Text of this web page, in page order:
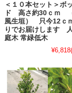
＜１０本セット＞ボ
ド 高さ約30ｃｍ
風生垣） 只今12ｃ
りでお届けします
庭木 常緑低木
¥6,818